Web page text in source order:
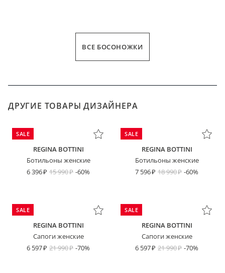
ВСЕ БОСОНОЖКИ
ДРУГИЕ ТОВАРЫ ДИЗАЙНЕРА
SALE
REGINA BOTTINI
Ботильоны женские
6 396
15 990 -60%
SALE
REGINA BOTTINI
Ботильоны женские
7 596
18 990 -60%
SALE
REGINA BOTTINI
Сапоги женские
6 597
21 990 -70%
SALE
REGINA BOTTINI
Сапоги женские
6 597
21 990 -70%